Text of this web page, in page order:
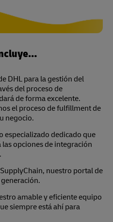
DHL para la gestión del
del proceso de
de forma excelente.
el proceso de fulfillment de
negocio.
especializado dedicado que
opciones de integración
nuestro portal de
amable y eficiente equipo
siempre está ahí para